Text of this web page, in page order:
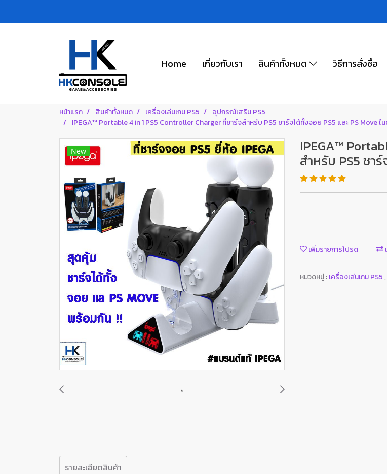
Home เกี่ยวกับเรา สินค้าทั้งหมด วิธีการสั่งซื้อ
หน้าแรก สินค้าทั้งหมด เครื่องเล่นเกม PS5
อุปกรณ์เสริม PS5
IPEGA™ Portable 4 in 1 PS5 Controller Charger ที่ชาร์จสำหรับ PS5 ชาร์จได้ทั้งจอย PS5 และ PS Move ใ
New IPEGA™
สำหรับ PS5 ชา
เพิ่มรายการโปรด
หมวดหมู่ :เครื่องเล่นเกม PS5 ,
รายละเอียดสินค้า